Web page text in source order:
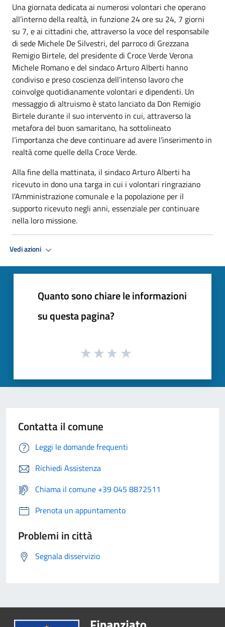
Una giornatadedicata ai numerosi volontari che operano
all’interno della realtà, in funzione 24 ore su 24, 7 giorni
su 7, e ai cittadini che, attraverso la voce del responsabile
di sede Michele De Silvestri, del parroco di Grezzana
Remigio Birtele, del presidente di Croce Verde Verona
Michele Romano e del sindaco Arturo Alberti hanno
condiviso e preso coscienza dell’intenso lavoro che
coinvolgequotidianamentevolontari e dipendenti. Un
messaggio di altruismoè stato lanciato da Don Remigio
Birteledurante il suo intervento in cui, attraverso la
metafora del buon samaritano, ha sottolineato
l’importanza che devecontinuare adavere l’inserimento in
realtà come quelle della Croce Verde.
Alla fine della mattinata, il sindaco Arturo Alberti ha
ricevuto in dono una targa in cui i volontari ringraziano
l’Amministrazione comunale e la popolazione per il
supporto ricevuto negli anni, essenziale per continuare
nella loro missione.
Vedi azioni
Quanto sono chiare le informazioni
su questa pagina?
Contatta il comune
Leggi le domande frequenti
Richiedi Assistenza
Chiama il comune +39 045 8872511
Prenota un appuntamento
Problemi in città
Segnala disservizio